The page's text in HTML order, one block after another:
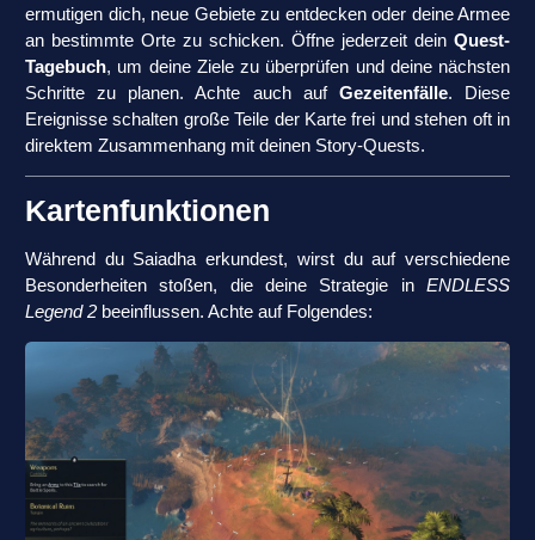
ermutigen dich, neue Gebiete zu entdecken oder deine Armee
an bestimmte Orte zu schicken. Öffne jederzeit dein Quest-
Tagebuch, um deine Ziele zu überprüfen und deine nächsten
Schritte zu planen. Achte auch auf Gezeitenfälle. Diese
Ereignisse schalten große Teile der Karte frei und stehen oft in
direktem Zusammenhang mit deinen Story-Quests.
Kartenfunktionen
Während du Saiadha erkundest, wirst du auf verschiedene
Besonderheiten stoßen, die deine Strategie in ENDLESS
Legend 2 beeinflussen. Achte auf Folgendes: